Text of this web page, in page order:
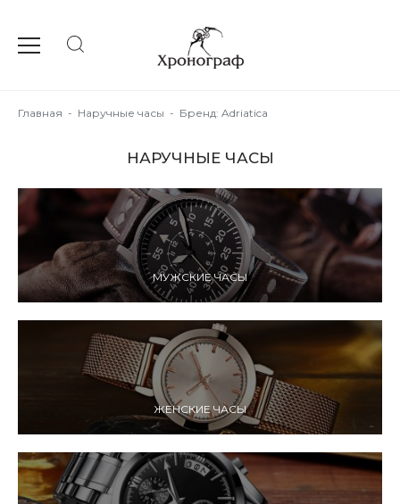
Главная - Наручные часы - Бренд: Adriatica
НАРУЧНЫЕ ЧАСЫ
МУЖСКИЕ ЧАСЫ
ЖЕНСКИЕ ЧАСЫ